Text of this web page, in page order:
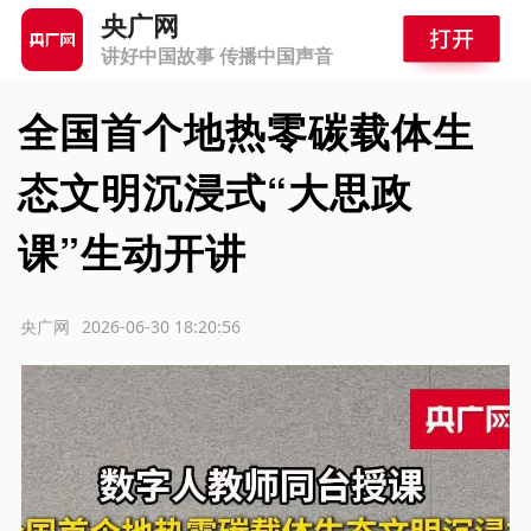
央广网
讲好中国故事 传播中国声音
全国首个地热零碳载体生
态文明沉浸式“大思政
课”生动开讲
2026-06-30 18:20:56
央广网